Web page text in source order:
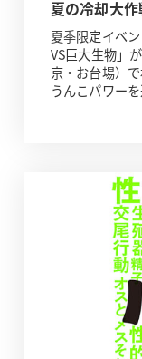
夏の冷却大
夏季限定イベ
VS巨大生物」
京・お台場）
うんこパワー